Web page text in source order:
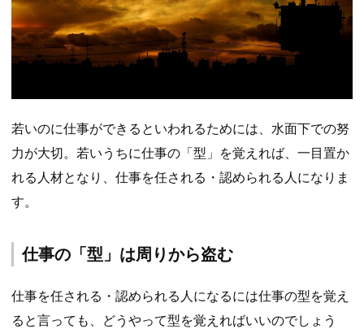
若いのに仕事ができるといわれるためには、水面下での努
力が大切。若いうちに仕事の「型」を覚えれば、一目置か
れる人材となり、仕事を任される・認められる人になりま
す。
仕事の「型」は周りから盗む
仕事を任される・認められる人になるには仕事の型を覚え
ると言っても、どうやって型を覚えればいいのでしょう